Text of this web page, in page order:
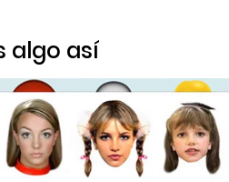
algo así